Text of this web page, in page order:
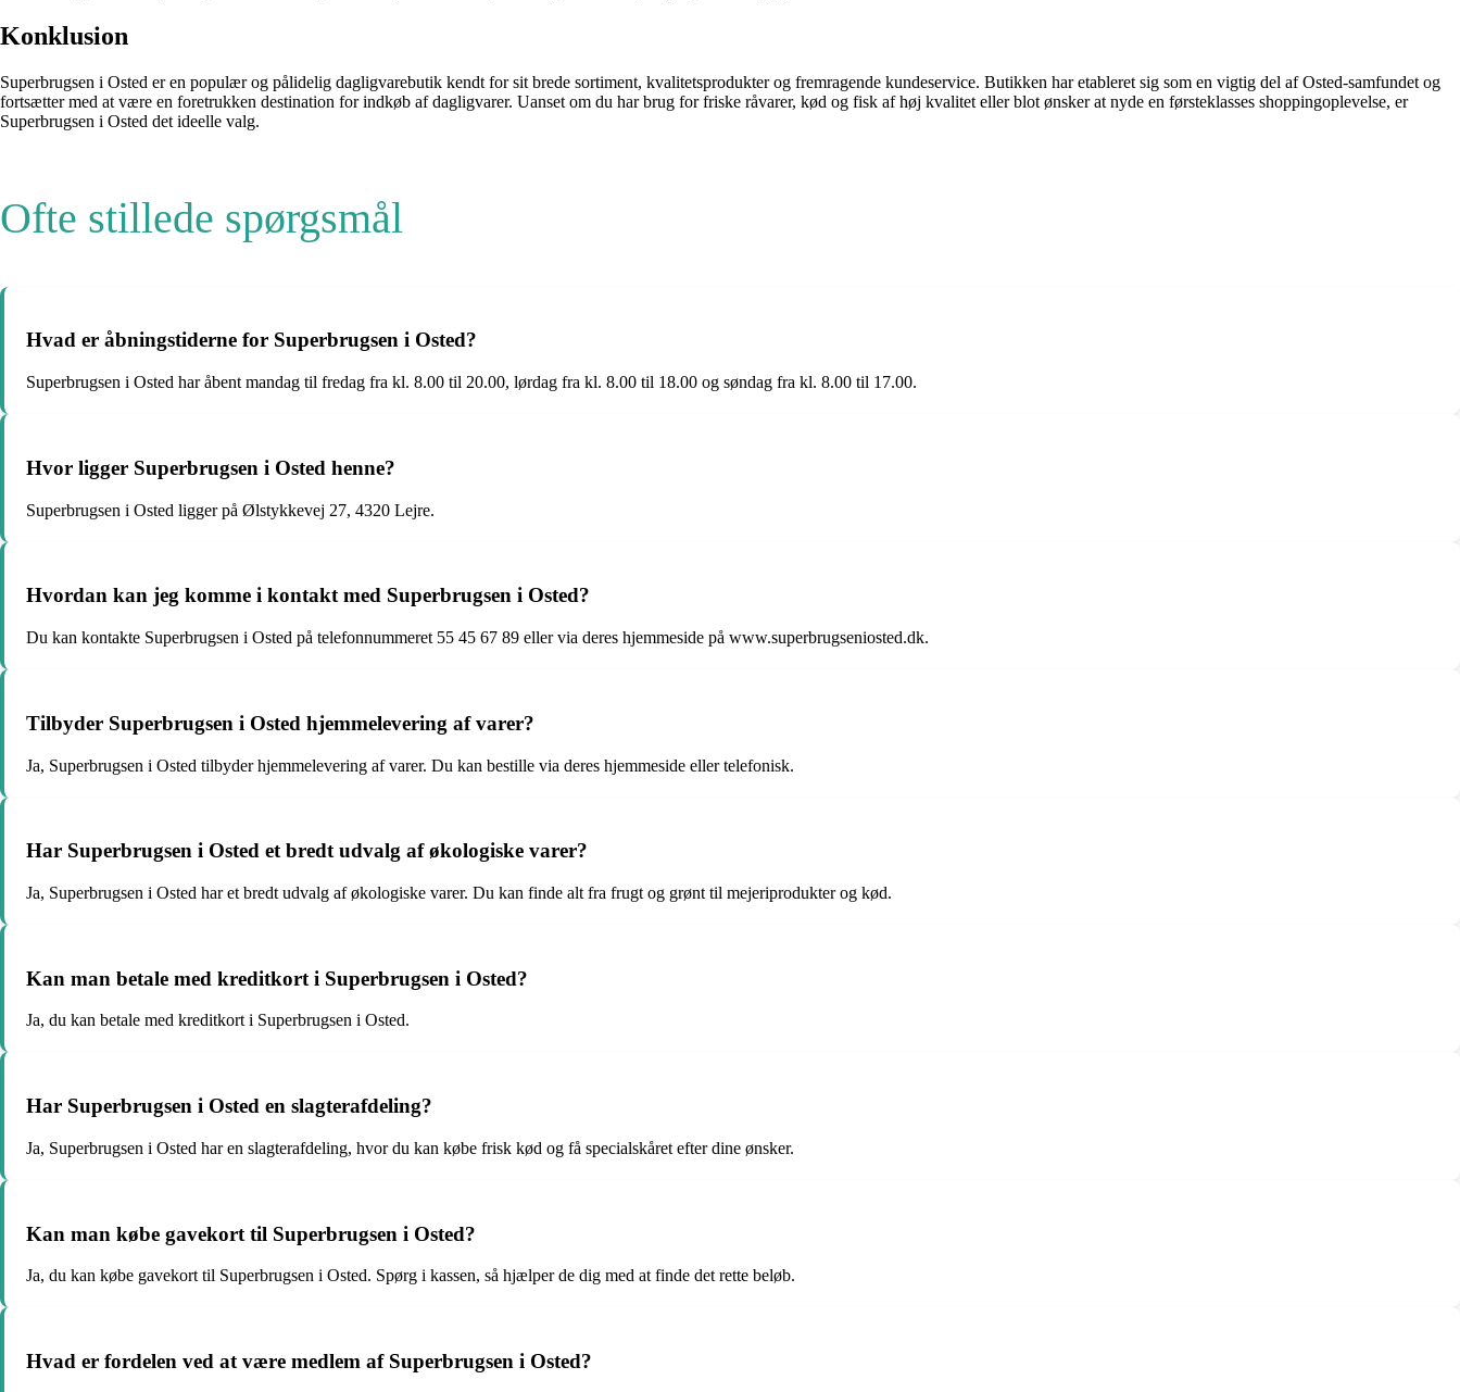
Konklusion
Superbrugsen i Osted er en populær og pålidelig dagligvarebutik kendt for sit brede sortiment, kvalitetsprodukter og fremragende kundeservice. Butikken har etableret sig som en vigtig del af Osted-samfundet og
fortsætter med at være en foretrukken destination for indkøb af dagligvarer. Uanset om du har brug for friske råvarer, kød og fisk af høj kvalitet eller blot ønsker at nyde en førsteklasses shoppingoplevelse, er
Superbrugsen i Osted det ideelle valg.
Ofte stillede spørgsmål
Hvad er åbningstiderne for Superbrugsen i Osted?
Superbrugsen i Osted har åbent mandag til fredag fra kl. 8.00 til 20.00, lørdag fra kl. 8.00 til 18.00 og søndag fra kl. 8.00 til 17.00.
Hvor ligger Superbrugsen i Osted henne?
Superbrugsen i Osted ligger på Ølstykkevej 27, 4320 Lejre.
Hvordan kan jeg komme i kontakt med Superbrugsen i Osted?
Du kan kontakte Superbrugsen i Osted på telefonnummeret 55 45 67 89 eller via deres hjemmeside på www.superbrugseniosted.dk.
Tilbyder Superbrugsen i Osted hjemmelevering af varer?
Ja, Superbrugsen i Osted tilbyder hjemmelevering af varer. Du kan bestille via deres hjemmeside eller telefonisk.
Har Superbrugsen i Osted et bredt udvalg af økologiske varer?
Ja, Superbrugsen i Osted har et bredt udvalg af økologiske varer. Du kan finde alt fra frugt og grønt til mejeriprodukter og kød.
Kan man betale med kreditkort i Superbrugsen i Osted?
Ja, du kan betale med kreditkort i Superbrugsen i Osted.
Har Superbrugsen i Osted en slagterafdeling?
Ja, Superbrugsen i Osted har en slagterafdeling, hvor du kan købe frisk kød og få specialskåret efter dine ønsker.
Kan man købe gavekort til Superbrugsen i Osted?
Ja, du kan købe gavekort til Superbrugsen i Osted. Spørg i kassen, så hjælper de dig med at finde det rette beløb.
Hvad er fordelen ved at være medlem af Superbrugsen i Osted?